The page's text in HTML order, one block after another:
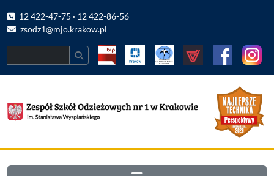
12 422-47-75 · 12 422-86-56
zsodz1@mjo.krakow.pl